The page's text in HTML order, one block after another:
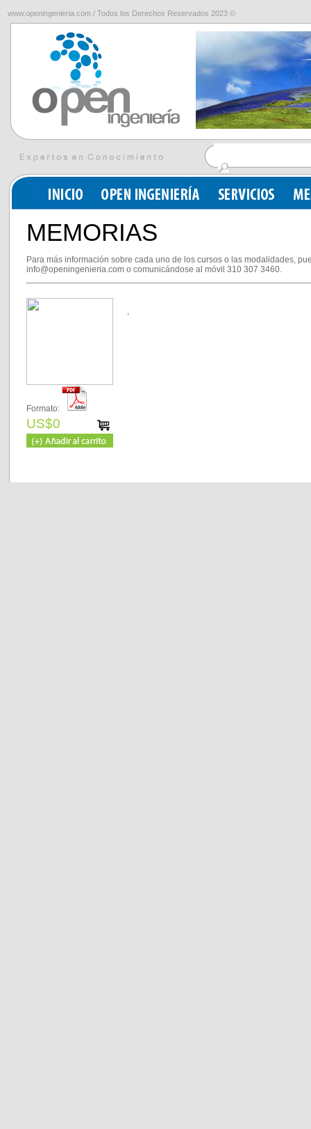
www.openingenieria.com / Todos los Derechos Reservados 2023 ©
MEMORIAS
Para más información sobre cada uno de los cursos o las modalidades,
info@openingenieria.com o comunicándose al móvil 310 307 3460.
Formato:
US$0
,